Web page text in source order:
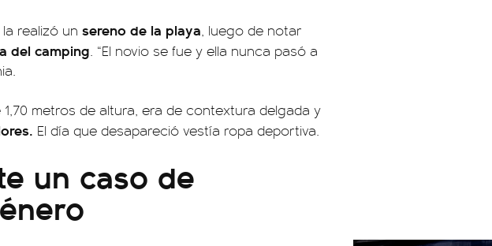
realizó un sereno de la playa, luego de notar
del camping. “El novio se fue y ella nunca pasó a
metros de altura, era de contextura delgada y
El día que desapareció vestía ropa deportiva.
un caso de